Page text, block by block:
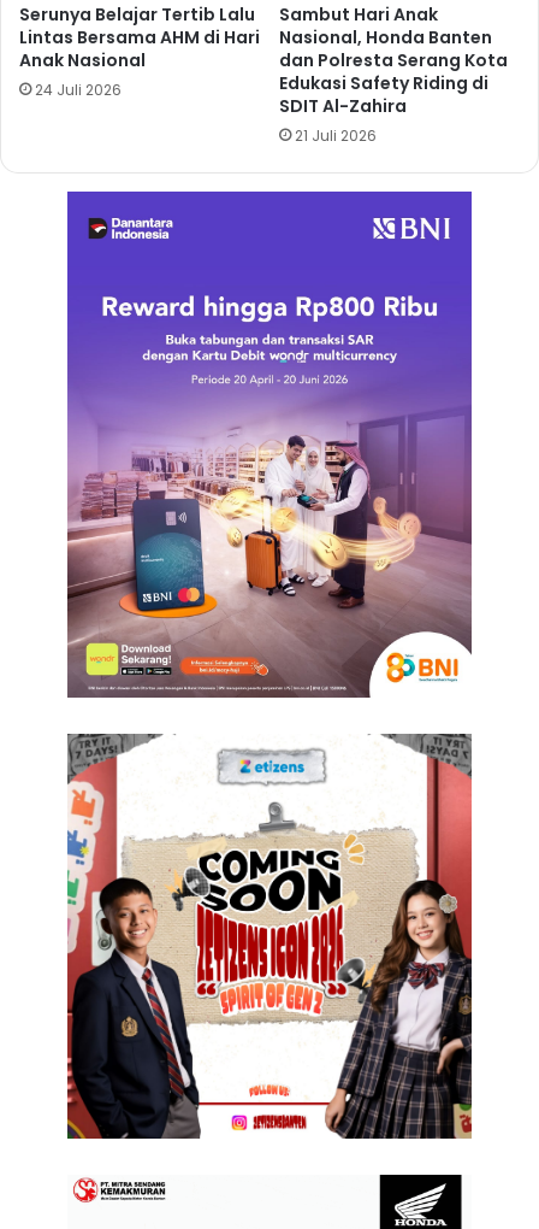
Serunya Belajar Tertib Lalu
Lintas Bersama AHM di Hari
Anak Nasional
24 Juli 2026
Sambut Hari Anak
Nasional, Honda Banten
dan Polresta Serang Kota
Edukasi Safety Riding di
SDIT Al-Zahira
21 Juli 2026